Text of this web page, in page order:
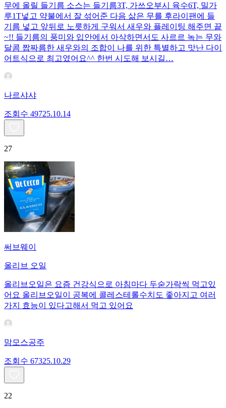
무에 올릴 들기름 소스는 들기름3T, 가쓰오부시 육수6T, 밀가
루1T넣고 약불에서 잘 섞어준 다음 삶은 무를 후라이팬에 들
기름 넣고 앞뒤로 노릇하게 구워서 새우와 플레이팅 해주면 끝
~!! 들기름의 풍미와 입안에서 아삭하면서도 사르르 녹는 무와
달콤 짭짜름한 새우와의 조합이 나를 위한 특별하고 맛난 다이
어트식으로 최고였어요^^ 한번 시도해 보시길…
나르샤샤
조회수 49725.10.14
27
써브웨이
올리브 오일
올리브오일은 요즘 건강식으로 아침마다 두숟가락씩 먹고있
어요 올리브오일이 공복에 콜레스테롤수치도 좋아지고 여러
가지 효능이 있다고해서 먹고 있어요
맘모스공주
조회수 67325.10.29
22